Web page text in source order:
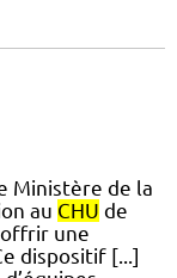
Ministère de la
au CHU de
une
dispositif [...]